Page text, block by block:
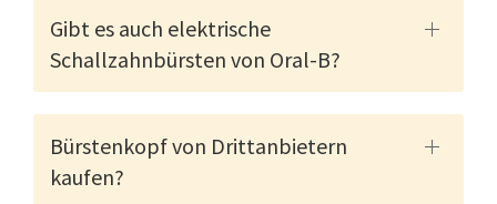
Gibt es auch elektrische
Schallzahnbürsten von Oral-B?
Bürstenkopf von Drittanbietern
kaufen?